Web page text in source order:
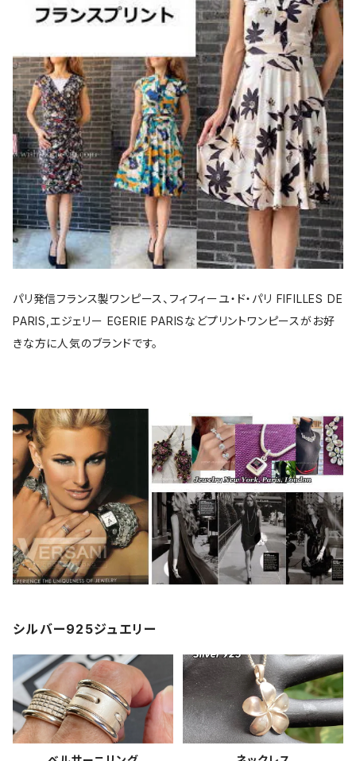
パリ発信フランス製ワンピース、フィフィーユ・ド・パリ FIFILLES DE
PARIS,エジェリー EGERIE PARISなどプリントワンピースがお好
きな方に人気のブランドです。
シルバー925ジュエリー